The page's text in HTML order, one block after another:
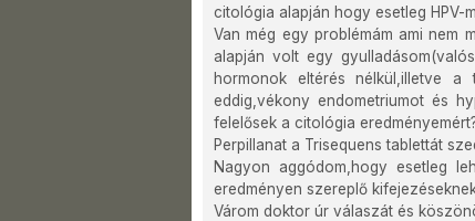
citológia alapján hogy esetleg HPV-
Van még egy problémám ami nem
alapján volt egy
hormonok eltérés nélkül,illetve a
eddig,vékony endometriumot és
felelősek a citológia
Perpillanat a Trisequens tablettát
Nagyon aggódom,hogy esetleg
eredményen szereplő
Várom doktor úr válaszát és